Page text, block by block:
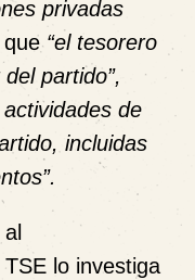
privadas
que“el tesorero
partido”,
de
incluidas
lo investiga